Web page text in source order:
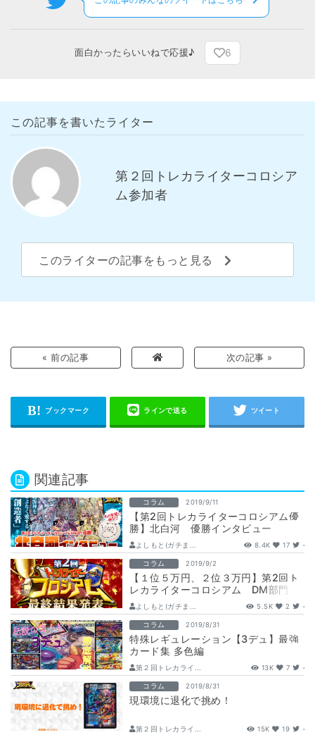
面白かったらいいねで応援♪ 6
この記事を書いたライター
第２回トレカライターコロシア
ム参加者
このライターの記事をもっと見る
« 前の記事 次の記事 »
関連記事
コラム 2019/9/11
【第2回トレカライターコロシアム優
勝】北白河 優勝インタビュー
よしもと(ガチま... 8.4K 17 -
コラム 2019/9/2
【１位５万円、２位３万円】第2回ト
レカライターコロシアム DM部門
最終結果発表
よしもと(ガチま... 5.5K 2 -
コラム 2019/8/31
特殊レギュレーション【3デュ】最強
カード集 多色編
第２回トレカライ... 13K 7 -
コラム 2019/8/31
現環境に退化で挑め！
第２回トレカライ... 15K 19 -